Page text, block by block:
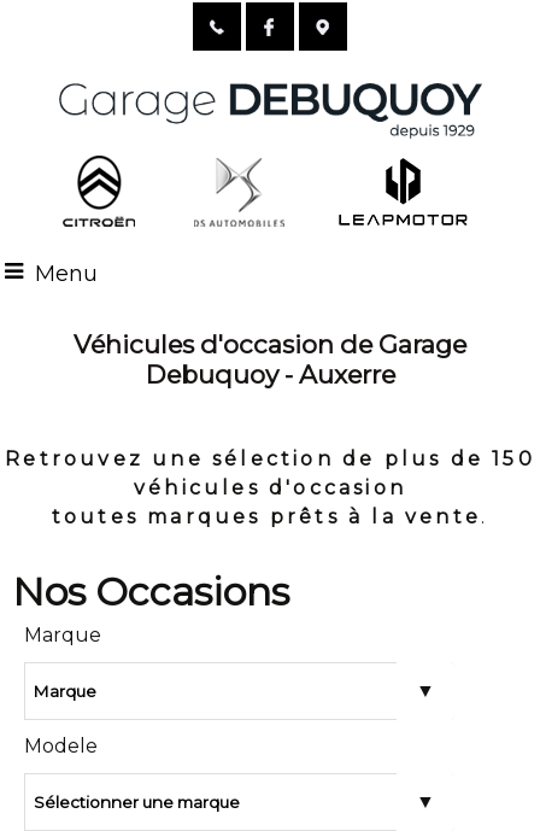
Menu
Véhicules d'occasion de Garage
Debuquoy - Auxerre
Retrouvez une sélection de plus de 150
véhicules d'occasion
toutes marques prêts à la vente .
Marque
Modele